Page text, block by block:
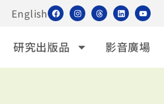
English
研究出版品 影音廣場